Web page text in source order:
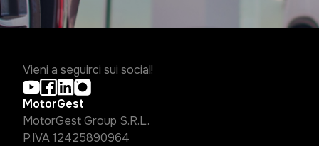
Vieni a seguirci sui social!
MotorGest
MotorGest Group S.R.L.
P.IVA 12425890964